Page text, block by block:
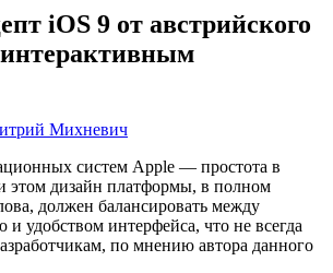
iOS 9 от австрийского
интерактивным
Михневич
систем Apple — простота в
этом дизайн платформы, в полном
должен балансировать между
удобством интерфейса, что не всегда
по мнению автора данного